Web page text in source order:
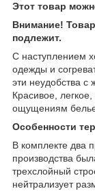
Этот товар
Внимание!
подлежит.
С наступлением
одежды и
эти неудобства
Красивое,
ощущениям
Особенности
В комплекте два
производства
трехслойный
нейтрализует